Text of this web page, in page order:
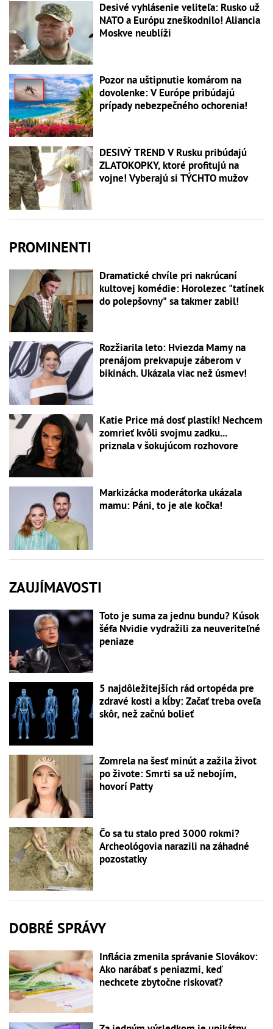
Desivé vyhlásenie veliteľa: Rusko už
NATO a Európu zneškodnilo! Aliancia
Moskve neublíži
Pozor na uštipnutie komárom na
dovolenke: V Európe pribúdajú
prípady nebezpečného ochorenia!
DESIVÝ TREND V Rusku pribúdajú
ZLATOKOPKY, ktoré profitujú na
vojne! Vyberajú si TÝCHTO mužov
PROMINENTI
Dramatické chvíle pri nakrúcaní
kultovej komédie: Horolezec "tatínek
do polepšovny" sa takmer zabil!
Rozžiarila leto: Hviezda Mamy na
prenájom prekvapuje záberom v
bikinách. Ukázala viac než úsmev!
Katie Price má dosť plastík! Nechcem
zomrieť kvôli svojmu zadku...
priznala v šokujúcom rozhovore
Markizácka moderátorka ukázala
mamu: Páni, to je ale kočka!
ZAUJÍMAVOSTI
Toto je suma za jednu bundu? Kúsok
šéfa Nvidie vydražili za neuveriteľné
peniaze
5 najdôležitejších rád ortopéda pre
zdravé kosti a kĺby: Začať treba oveľa
skôr, než začnú bolieť
Zomrela na šesť minút a zažila život
po živote: Smrti sa už nebojím,
hovorí Patty
Čo sa tu stalo pred 3000 rokmi?
Archeológovia narazili na záhadné
pozostatky
DOBRÉ SPRÁVY
Inflácia zmenila správanie Slovákov:
Ako narábať s peniazmi, keď
nechcete zbytočne riskovať?